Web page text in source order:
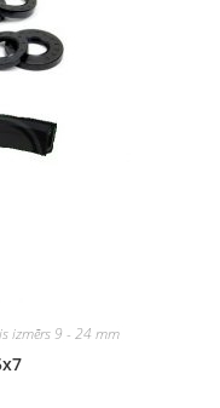
izmērs 9 - 24 mm